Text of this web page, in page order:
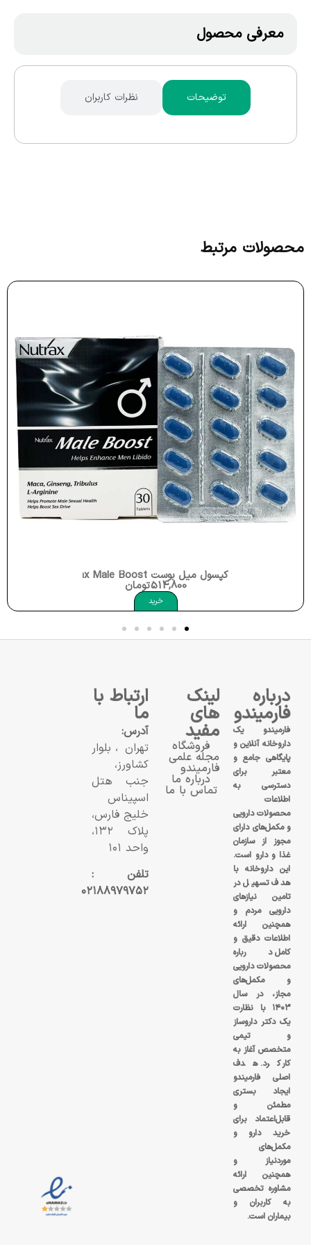
معرفی محصول
توضیحات نظرات کاربران
محصولات مرتبط
کپسول رسپیریشن اکتیوا Activa Well Being Respiration
درباره
فارمیندو
فارمیندو یک
داروخانه آنلاین و
پایگاهی جامع و
معتبر برای
دسترسی به
اطلاعات
محصولات دارویی
و مکمل‌های دارای
مجوز از سازمان
غذا و دارو است.
این داروخانه با
هدف تسهیل در
تامین نیازهای
دارویی مردم و
همچنین ارائه
اطلاعات دقیق و
کامل درباره
محصولات دارویی
و مکمل‌های
مجاز، در سال
۱۴۰۳ با نظارت
یک دکتر داروساز
و تیمی
متخصص آغاز به
کار کرد. هدف
اصلی فارمیندو
ایجاد بستری
مطمئن و
قابل‌اعتماد برای
خرید دارو و
مکمل‌های
موردنیاز و
همچنین ارائه
مشاوره تخصصی
به کاربران و
بیماران است.
لینک
های
مفید
فروشگاه
مجله علمی
فارمیندو
درباره ما
تماس با ما
ارتباط با
ما
آدرس:
تهران، بلوار
کشاورز،
جنب هتل
اسپیناس
خلیج فارس،
پلاک ۱۳۲،
واحد ۱۰۱
تلفن :
۰۲۱۸۸۹۷۹۷۵۲